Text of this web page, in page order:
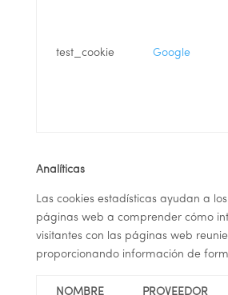
test_cookie Google
Analíticas
Las cookies estadísticas ayudan a
páginas web a comprender cómo
visitantes con las páginas web
proporcionando información de
NOMBRE PROVEEDOR